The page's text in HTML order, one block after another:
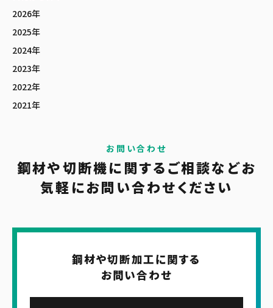
2026年
2025年
2024年
2023年
2022年
2021年
お問い合わせ
鋼材や切断機に関するご相談などお
気軽にお問い合わせください
鋼材や切断加工に関する
お問い合わせ